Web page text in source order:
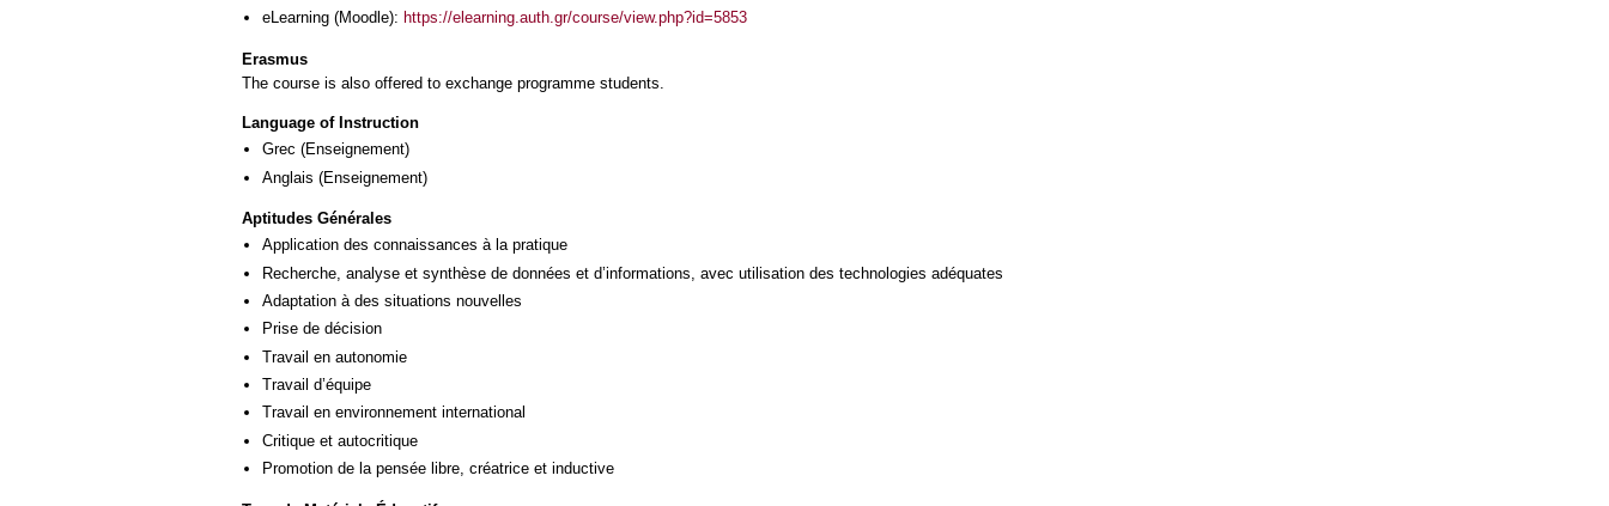
eLearning (Moodle): https://elearning.auth.gr/course/view.php?id=5853
Erasmus
The course is also offered to exchange programme students.
Language of Instruction
Grec (Enseignement)
Anglais (Enseignement)
Aptitudes Générales
Application des connaissances à la pratique
Recherche, analyse et synthèse de données et d’informations, avec utilisation des technologies adéquates
Adaptation à des situations nouvelles
Prise de décision
Travail en autonomie
Travail d’équipe
Travail en environnement international
Critique et autocritique
Promotion de la pensée libre, créatrice et inductive